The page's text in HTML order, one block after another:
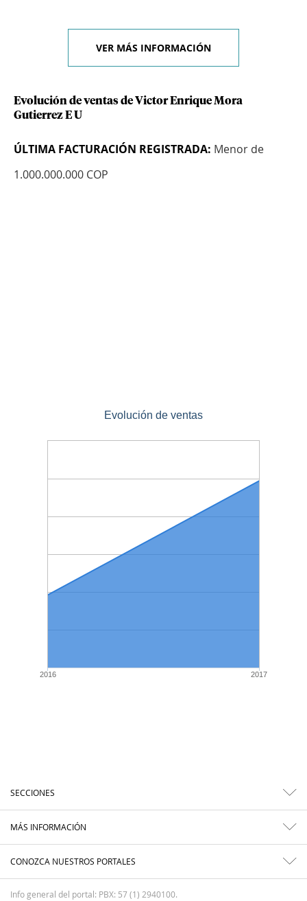
VER MÁS INFORMACIÓN
Evolución de ventas de Victor Enrique Mora
Gutierrez E U
ÚLTIMA FACTURACIÓN REGISTRADA: Menor de
1.000.000.000 COP
Evolución de ventas
2016 2017
SECCIONES
MÁS INFORMACIÓN
CONOZCA NUESTROS PORTALES
Info general del portal: PBX: 57 (1) 2940100.